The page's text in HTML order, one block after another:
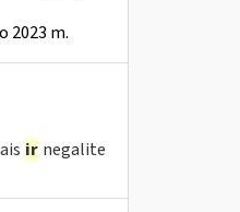
2023 m.
ir negalite